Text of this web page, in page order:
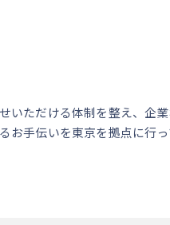
いただける体制を整え、企
手伝いを東京を拠点に行っ